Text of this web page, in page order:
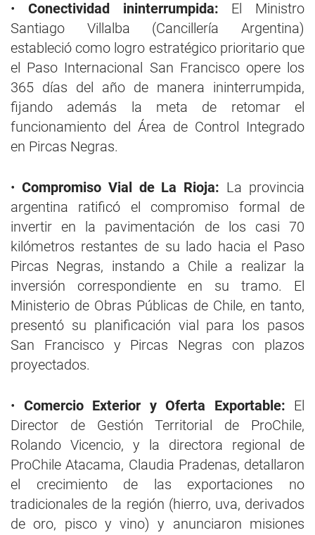
• Conectividad ininterrumpida: El Ministro
Santiago Villalba (Cancillería Argentina)
estableció como logro estratégico prioritario que
el Paso Internacional San Francisco opere los
365 días del año de manera ininterrumpida,
fijando además la meta de retomar el
funcionamiento del Área de Control Integrado
en Pircas Negras.
• Compromiso Vial de La Rioja: La provincia
argentina ratificó el compromiso formal de
invertir en la pavimentación de los casi 70
kilómetros restantes de su lado hacia el Paso
Pircas Negras, instando a Chile a realizar la
inversión correspondiente en su tramo. El
Ministerio de Obras Públicas de Chile, en tanto,
presentó su planificación vial para los pasos
San Francisco y Pircas Negras con plazos
proyectados.
• Comercio Exterior y Oferta Exportable: El
Director de Gestión Territorial de ProChile,
Rolando Vicencio, y la directora regional de
ProChile Atacama, Claudia Pradenas, detallaron
el crecimiento de las exportaciones no
tradicionales de la región (hierro, uva, derivados
de oro, pisco y vino) y anunciaron misiones